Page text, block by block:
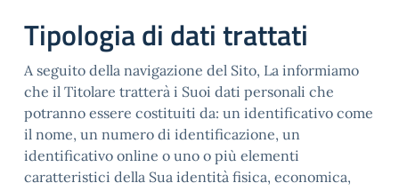
Tipologia di dati trattati
A seguito della navigazione del Sito, La informiamo
che il Titolare tratterà i Suoi dati personali che
potranno essere costituiti da: un identificativo come
il nome, un numero di identificazione, un
identificativo online o uno o più elementi
caratteristici della Sua identità fisica, economica,